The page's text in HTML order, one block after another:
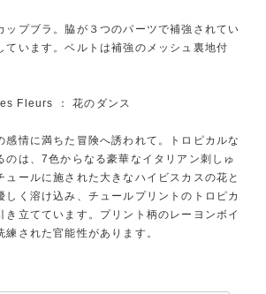
ップブラ。脇が３つのパーツで補強されてい
ています。ベルトは補強のメッシュ裏地付
Fleurs ： 花のダンス
感情に満ちた冒険へ誘われて。トロピカルな
のは、7色からなる豪華なイタリアン刺しゅ
ュールに施された大きなハイビスカスの花と
しく溶け込み、チュールプリントのトロピカ
き立てています。プリント柄のレーヨンボイ
練された官能性があります。